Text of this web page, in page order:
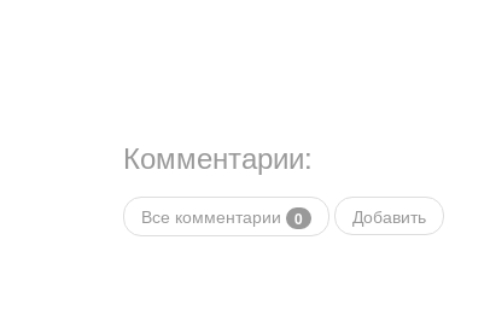
Комментарии:
Все комментарии 0 Добавить